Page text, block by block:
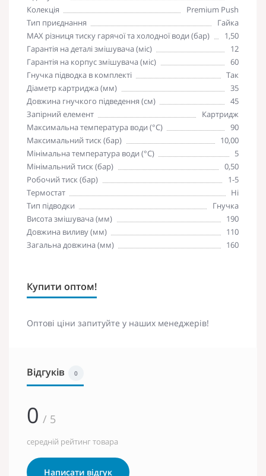
Колекція
Premium Push
Тип приєднання
Гайка
MAX різниця тиску гарячої та холодної води (бар)
1,50
Гарантія на деталі змішувача (міс)
12
Гарантія на корпус змішувача (міс)
60
Гнучка підводка в комплекті
Так
Діаметр картриджа (мм)
35
Довжина гнучкого підведення (см)
45
Запірний елемент
Картридж
Максимальна температура води (°C)
90
Максимальний тиск (бар)
10,00
Мінімальна температура води (°C)
5
Мінімальний тиск (бар)
0,50
Робочий тиск (бар)
1-5
Термостат
Ні
Тип підводки
Гнучка
Висота змішувача (мм)
190
Довжина виливу (мм)
110
Загальна довжина (мм)
160
Купити оптом!
Оптові ціни запитуйте у наших менеджерів!
Відгуків 0
0 / 5
середній рейтинг товара
Написати відгук